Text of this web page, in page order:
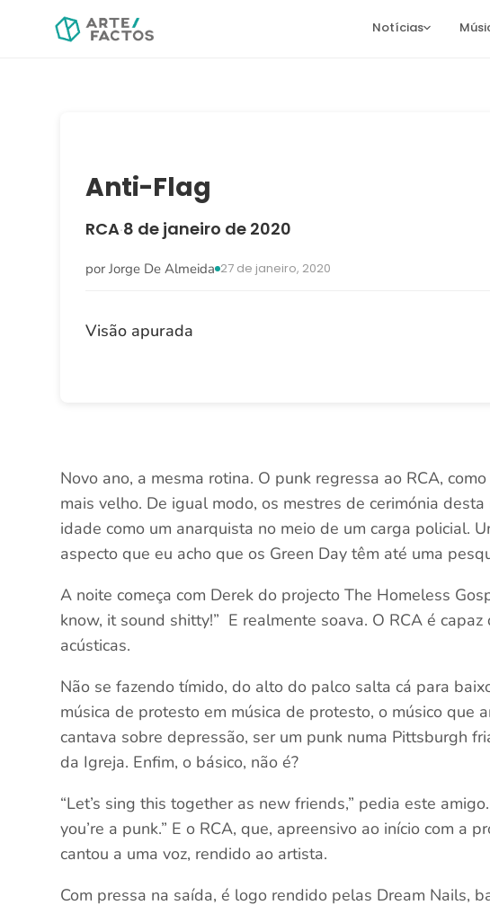
Notícias
Anti-Flag
RCA·8 de janeiro de 2020
por Jorge De Almeida 27 de janeiro, 2020
Visão apurada
Novo ano, a mesma rotina. O punk regressa ao RCA,
mais velho. De igual modo, os mestres de cerimónia
idade como um anarquista no meio de um carga policial.
aspecto que eu acho que os Green Day têm até uma
A noite começa com Derek do projecto The Homeless
know, it sound shitty!” E realmente soava. O RCA é
acústicas.
Não se fazendo tímido, do alto do palco salta cá para
música de protesto em música de protesto, o músico que
cantava sobre depressão, ser um punk numa Pittsburgh
da Igreja. Enfim, o básico, não é?
“Let’s sing this together as new friends,” pedia este
you’re a punk.” E o RCA, que, apreensivo ao início com a
cantou a uma voz, rendido ao artista.
Com pressa na saída, é logo rendido pelas Dream Nails,